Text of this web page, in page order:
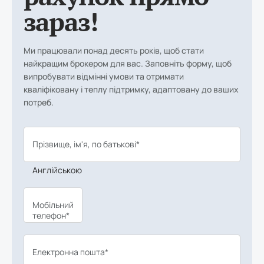
зараз!
Ми працювали понад десять років, щоб стати
найкращим брокером для вас. Заповніть форму, щоб
випробувати відмінні умови та отримати
кваліфіковану і теплу підтримку, адаптовану до ваших
потреб.
Прізвище, ім'я, по батькові*
Англійською
Мобільний
телефон*
Електронна пошта*